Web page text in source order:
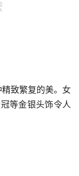
精致繁复的美。女
等金银头饰令人